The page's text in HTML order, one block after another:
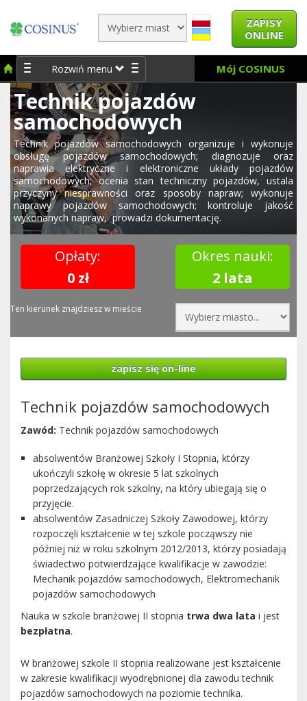
ZAPISY
ONLINE
Rozwiń menu Mój COSINUS
Technik pojazdów
samochodowych
Technik pojazdów samochodowych organizuje i wykonuje
obsługę pojazdów samochodowych; diagnozuje oraz
naprawia elektryczne i elektroniczne układy pojazdów
samochodowych; ocenia stan techniczny pojazdów, ustala
przyczyny niesprawności oraz sposoby napraw; wykonuje
naprawy pojazdów samochodowych; kontroluje jakość
wykonanych napraw, prowadzi dokumentację.
Opłaty:
0 zł
Okres nauki:
2 lata
Ten kierunek znajdziesz w mieście
zapisz się on-line
Technik pojazdów samochodowych
Zawód: Technik pojazdów samochodowych
absolwentów Branżowej Szkoły I Stopnia, którzy
ukończyli szkołę w okresie 5 lat szkolnych
poprzedzających rok szkolny, na który ubiegają się o
przyjęcie.
absolwentów Zasadniczej Szkoły Zawodowej, którzy
rozpoczęli kształcenie w tej szkole począwszy nie
później niż w roku szkolnym 2012/2013, którzy posiadają
świadectwo potwierdzające kwalifikacje w zawodzie:
Mechanik pojazdów samochodowych, Elektromechanik
pojazdów samochodowych
Nauka w szkole branżowej II stopnia trwa dwa lata i jest
bezpłatna.
W branżowej szkole II stopnia realizowane jest kształcenie
w zakresie kwalifikacji wyodrębnionej dla zawodu technik
pojazdów samochodowych na poziomie technika.